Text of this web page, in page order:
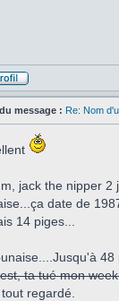
message : Re: Nom
jack the nipper 2
date de
14 piges...
ta tué mon
regardé.